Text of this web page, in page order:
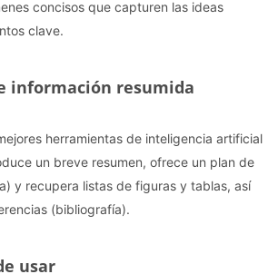
concisos que capturen las ideas
clave.
información resumida
herramientas de inteligencia artificial
un breve resumen, ofrece un plan de
y recupera listas de figuras y tablas, así
(bibliografía).
usar